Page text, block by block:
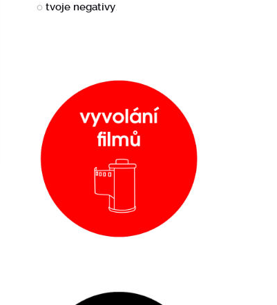
o tvoje negativy.